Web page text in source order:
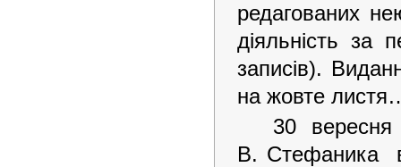
редагованих
діяльність за
записів).
на жовте
30
В. Стефаника